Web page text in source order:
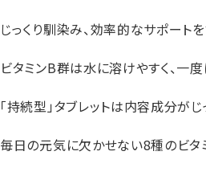
じっくり馴染み、効率的なサポートを
ビタミンB群は水に溶けやすく、一
「持続型」タブレットは内容成分が
毎日の元気に欠かせない8種のビタ